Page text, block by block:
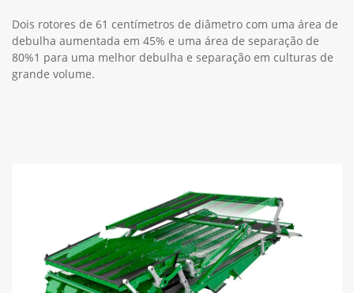
Dois rotores de 61 centímetros de diâmetro com uma área de
debulha aumentada em 45% e uma área de separação de
80%1 para uma melhor debulha e separação em culturas de
grande volume.